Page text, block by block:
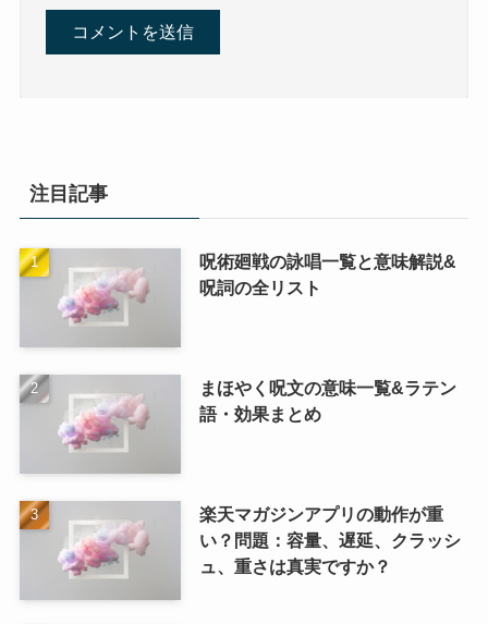
注目記事
呪術廻戦の詠唱一覧と意味解説&
呪詞の全リスト
まほやく呪文の意味一覧&ラテン
語・効果まとめ
楽天マガジンアプリの動作が重
い？問題：容量、遅延、クラッシ
ュ、重さは真実ですか？